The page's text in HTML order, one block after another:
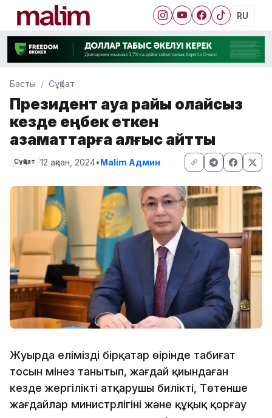
RU
Басты Сұқбат
Президент ауа райы қолайсыз
кезде еңбек еткен
азаматтарға алғыс айтты
Сұқбат 12 ақпан, 2024•Malim Админ
Жуырда еліміздің бірқатар өңірінде табиғат
тосын мінез танытып, жағдай қиындаған
кезде жергілікті атқарушы биліктің, Төтенше
жағдайлар министрлігінің және құқық қорғау